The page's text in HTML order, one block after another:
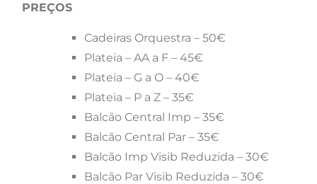
PREÇOS
Cadeiras Orquestra – 50€
Plateia – AA a F – 45€
Plateia – G a O – 40€
Plateia – P a Z – 35€
Balcão Central Imp – 35€
Balcão Central Par – 35€
Balcão Imp Visib Reduzida – 30€
Balcão Par Visib Reduzida – 30€